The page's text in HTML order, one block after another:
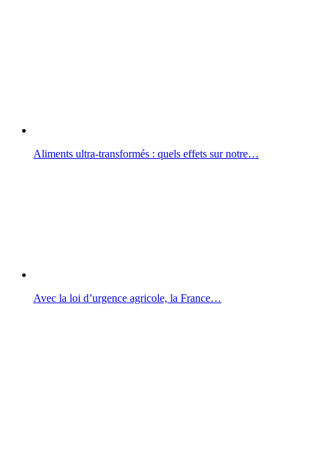
Aliments ultra-transformés : quels effets sur notre…
Avec la loi d’urgence agricole, la France…